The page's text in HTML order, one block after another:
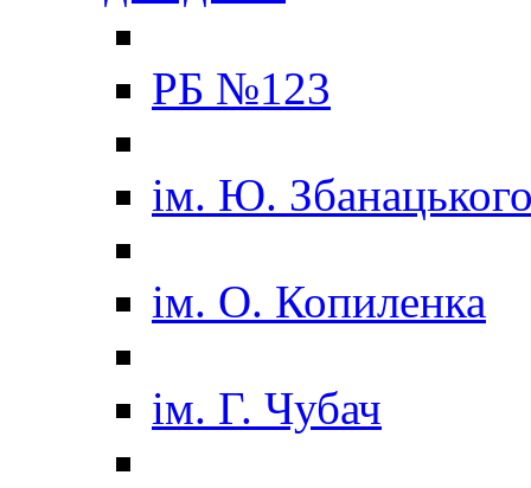
РБ №123
ім. Ю.
ім. О. Копиленка
ім. Г. Чубач